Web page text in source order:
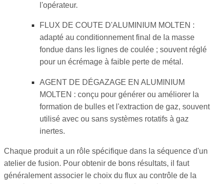
l'opérateur.
FLUX DE COUTE D'ALUMINIUM MOLTEN :
adapté au conditionnement final de la masse
fondue dans les lignes de coulée ; souvent réglé
pour un écrémage à faible perte de métal.
AGENT DE DÉGAZAGE EN ALUMINIUM
MOLTEN : conçu pour générer ou améliorer la
formation de bulles et l'extraction de gaz, souvent
utilisé avec ou sans systèmes rotatifs à gaz
inertes.
Chaque produit a un rôle spécifique dans la séquence d'un
atelier de fusion. Pour obtenir de bons résultats, il faut
généralement associer le choix du flux au contrôle de la